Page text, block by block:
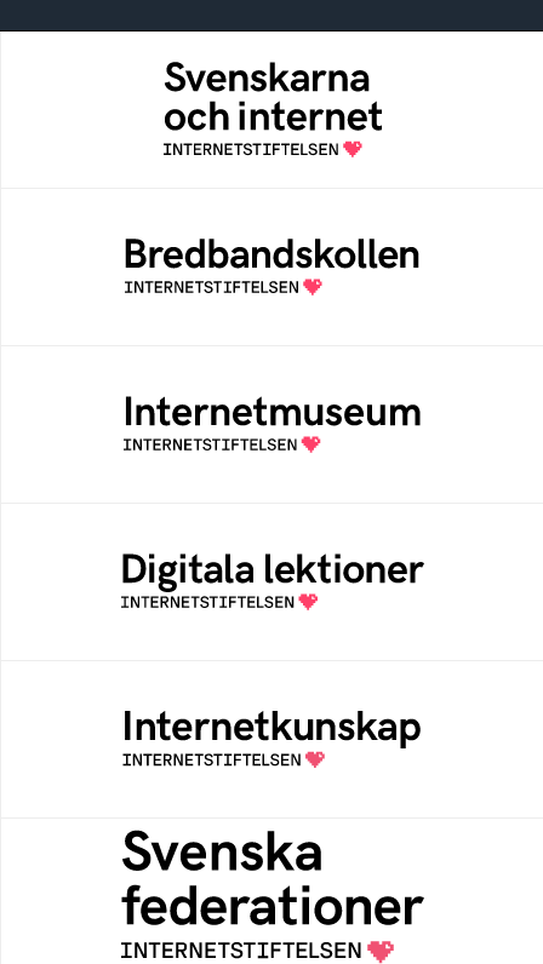
Svenskarna och internet
En årlig studie av svenska folkets
internetvanor
Bredbandskollen är ett oberoende
konsumentverktyg som drivs av
Internetstiftelsen
Ett digitalt museum som byggts, och kureras
av Internetstiftelsen
Öppen digital lärresurs med färdiga lektioner
för alla stadier i grundskolan
Samlad kunskap som hjälper dig att bli en
säker och medveten internetanvändare
Svenska federationer
Grunden för medlemskap i en sektors- eller
kontextspecifik federation